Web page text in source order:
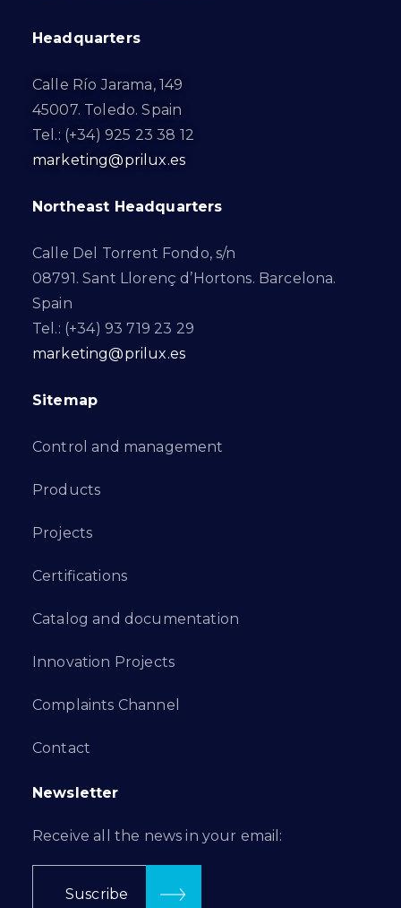
Headquarters
Calle Río Jarama, 149
45007. Toledo. Spain
Tel.: (+34) 925 23 38 12
marketing@prilux.es
Northeast Headquarters
Calle Del Torrent Fondo, s/n
08791. Sant Llorenç d’Hortons. Barcelona.
Spain
Tel.: (+34) 93 719 23 29
marketing@prilux.es
Sitemap
Control and management
Products
Projects
Certifications
Catalog and documentation
Innovation Projects
Complaints Channel
Contact
Newsletter
Receive all the news in your email:
Suscribe